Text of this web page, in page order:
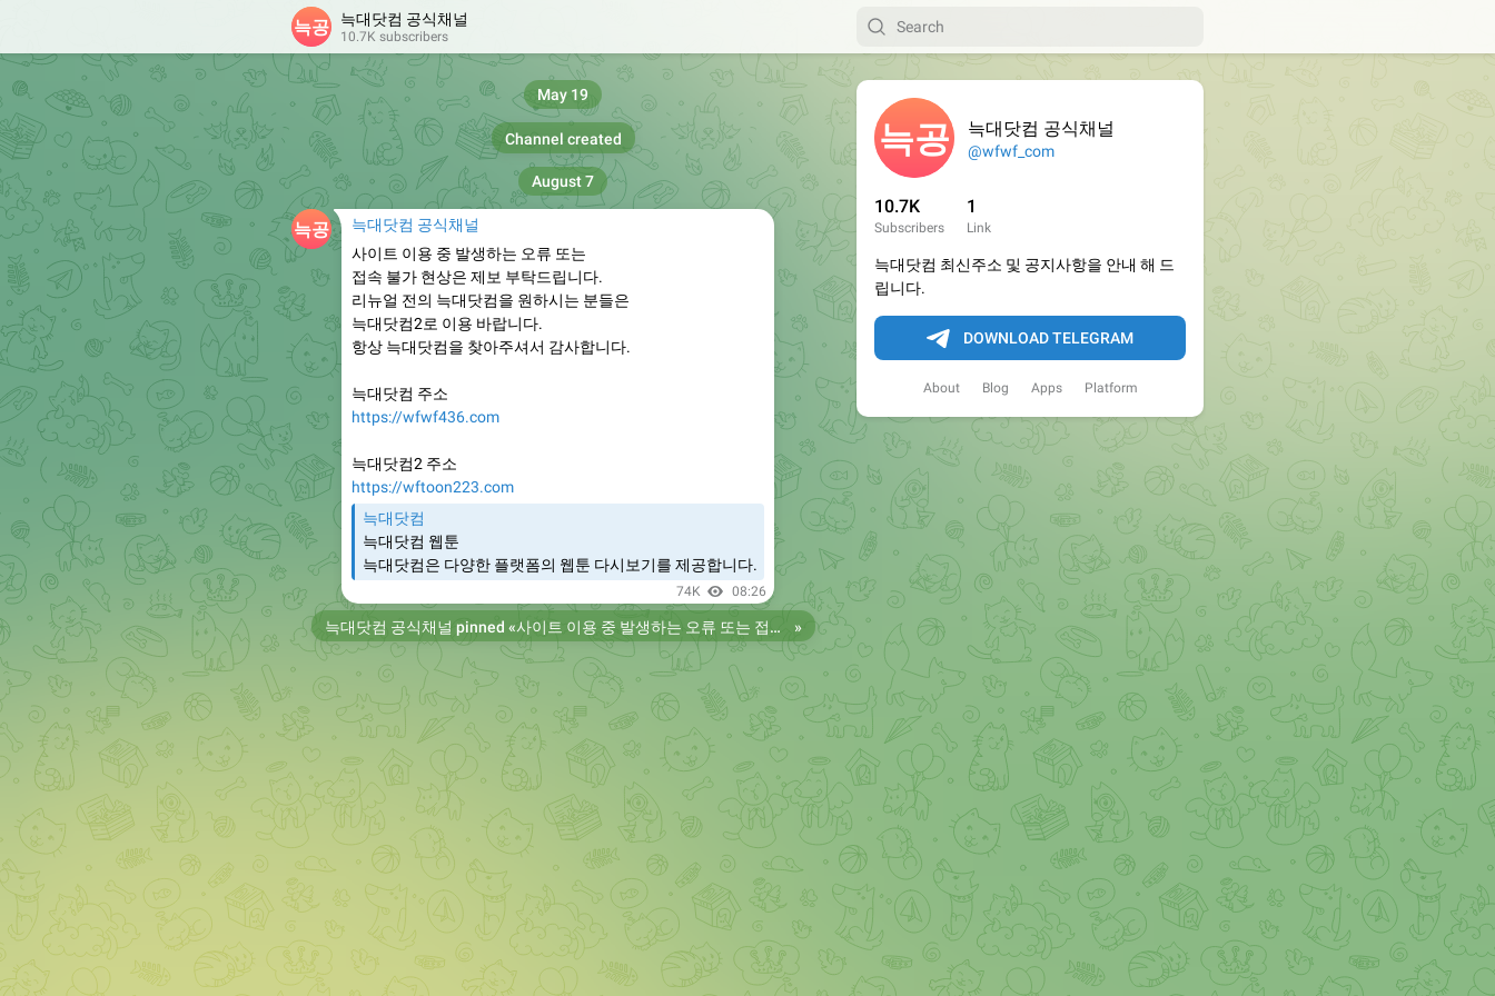
늑대닷컴 공식채널
@wfwf_com
10.7K
Subscribers
1
Link
늑대닷컴 최신주소 및 공지사항을 안내 해 드
립니다.
DOWNLOAD TELEGRAM
About Blog Apps Platform
늑대닷컴 공식채널
10.7K subscribers
Channel created
May 19
늑대닷컴 공식채널
사이트 이용 중 발생하는 오류 또는
접속 불가 현상은 제보 부탁드립니다.
리뉴얼 전의 늑대닷컴을 원하시는 분들은
늑대닷컴2로 이용 바랍니다.
항상 늑대닷컴을 찾아주셔서 감사합니다.
늑대닷컴 주소
https://wfwf436.com
늑대닷컴2 주소
https://wftoon223.com
늑대닷컴
늑대닷컴 웹툰
늑대닷컴은 다양한 플랫폼의 웹툰 다시보기를 제공합니다.
74K 08:26
August 7
늑대닷컴 공식채널 pinned « 사이트 이용 중 발생하는 오류 또는 접속 불가 현상은 제보 부탁드립니다. 리뉴얼 전의 늑대닷컴을 원하시는 분들은 늑대닷컴2로 이용 바랍니다. 항상 늑대닷컴을 찾아주셔서 감사합니다. 늑대닷컴 주소 https://wfwf436.com 늑대닷컴2 주소 https://wftoon223.com »